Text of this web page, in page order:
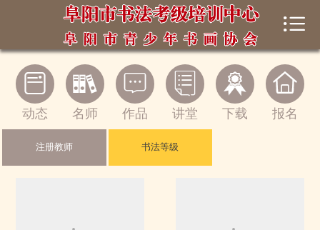
 首页
中心概况
新闻动态


动态

名师

作品

讲堂

下载

报名
注册教师 书法等级